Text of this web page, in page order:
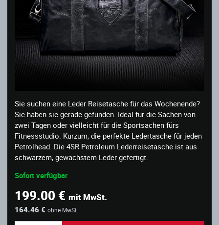
Sie suchen eine Leder Reisetasche für das Wochenende?
Sie haben sie gerade gefunden. Ideal für die Sachen von
zwei Tagen oder vielleicht für die Sportsachen fürs
Fitnessstudio. Kurzum, die perfekte Ledertasche für jeden
Petrolhead. Die 4SR Petroleum Lederreisetasche ist aus
schwarzem, gewachstem Leder gefertigt.
Sofort verfügbar
199.00 € mit MwSt.
164.46 € ohne MwSt.